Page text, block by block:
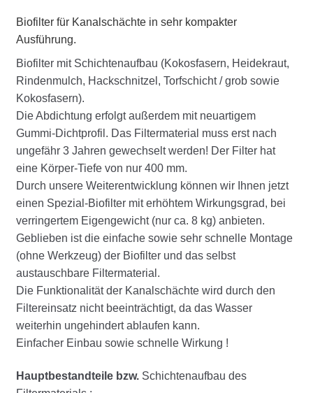
Biofilter für Kanalschächte in sehr kompakter
Ausführung.
Biofilter mit Schichtenaufbau (Kokosfasern, Heidekraut,
Rindenmulch, Hackschnitzel, Torfschicht / grob sowie
Kokosfasern).
Die Abdichtung erfolgt außerdem mit neuartigem
Gummi-Dichtprofil. Das Filtermaterial muss erst nach
ungefähr 3 Jahren gewechselt werden! Der Filter hat
eine Körper-Tiefe von nur 400 mm.
Durch unsere Weiterentwicklung können wir Ihnen jetzt
einen Spezial-Biofilter mit erhöhtem Wirkungsgrad, bei
verringertem Eigengewicht (nur ca. 8 kg) anbieten.
Geblieben ist die einfache sowie sehr schnelle Montage
(ohne Werkzeug) der Biofilter und das selbst
austauschbare Filtermaterial.
Die Funktionalität der Kanalschächte wird durch den
Filtereinsatz nicht beeinträchtigt, da das Wasser
weiterhin ungehindert ablaufen kann.
Einfacher Einbau sowie schnelle Wirkung !
Hauptbestandteile bzw.Schichtenaufbau des